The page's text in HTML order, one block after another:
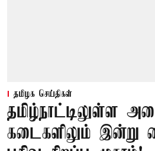
தமிழக செய்திகள்
தமிழ்நாட்டிலுள்ள
கடைகளிலும் இன்று